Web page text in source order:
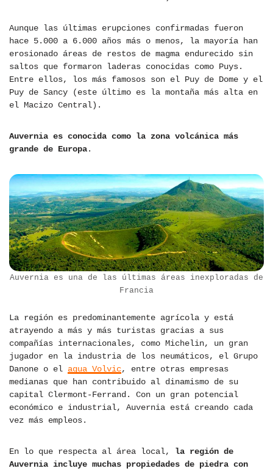
Aunque las últimas erupciones confirmadas fueron
hace 5.000 a 6.000 años más o menos, la mayoría han
erosionado áreas de restos de magma endurecido sin
saltos que formaron laderas conocidas como Puys.
Entre ellos, los más famosos son el Puy de Dome y el
Puy de Sancy (este último es la montaña más alta en
el Macizo Central).
Auvernia es conocida como la zona volcánica más
grande de Europa.
Auvernia es una de las últimas áreas inexploradas de
Francia
La región es predominantemente agrícola y está
atrayendo a más y más turistas gracias a sus
compañías internacionales, como Michelin, un gran
jugador en la industria de los neumáticos, el Grupo
Danone o el agua Volvic, entre otras empresas
medianas que han contribuido al dinamismo de su
capital Clermont-Ferrand. Con un gran potencial
económico e industrial, Auvernia está creando cada
vez más empleos.
En lo que respecta al área local,
la región de
Auvernia incluye muchas propiedades de piedra con